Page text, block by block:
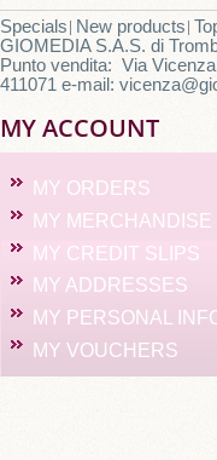
Specials New products
GIOMEDIA S.A.S. di
Punto vendita: Via
411071 e-mail:
MY ACCOUNT
MY ORDERS
MY
MY CREDIT SLIPS
MY ADDRESSES
MY PERSONAL
MY VOUCHERS